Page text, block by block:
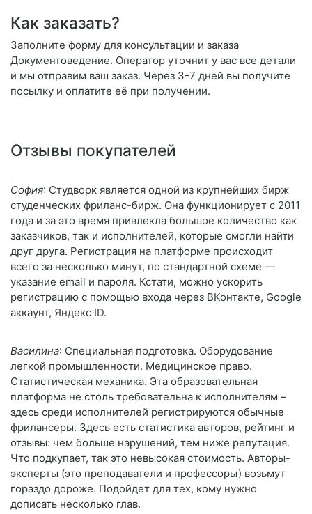
Как заказать?
Заполните форму для консультации и заказа
Документоведение. Оператор уточнит у вас все детали
и мы отправим ваш заказ. Через 3-7 дней вы получите
посылку и оплатите её при получении.
Отзывы покупателей
София: Студворк является одной из крупнейших бирж
студенческих фриланс-бирж. Она функционирует с 2011
года и за это время привлекла большое количество как
заказчиков, так и исполнителей, которые смогли найти
друг друга. Регистрация на платформе происходит
всего за несколько минут, по стандартной схеме —
указание email и пароля. Кстати, можно ускорить
регистрацию с помощью входа через ВКонтакте, Google
аккаунт, Яндекс ID.
Василина: Специальная подготовка. Оборудование
легкой промышленности. Медицинское право.
Статистическая механика. Эта образовательная
платформа не столь требовательна к исполнителям –
здесь среди исполнителей регистрируются обычные
фрилансеры. Здесь есть статистика авторов, рейтинг и
отзывы: чем больше нарушений, тем ниже репутация.
Что подкупает, так это невысокая стоимость. Авторы-
эксперты (это преподаватели и профессоры) возьмут
гораздо дороже. Подойдет для тех, кому нужно
дописать несколько глав.